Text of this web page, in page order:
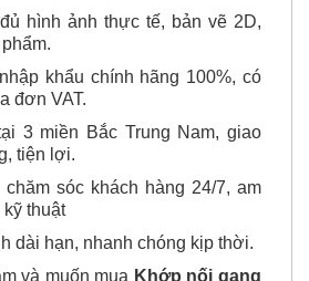
hình ảnh thực tế, bản vẽ 2D,
khẩu chính hãng 100%, có
đơn VAT.
3 miền Bắc Trung Nam, giao
tiện lợi.
sóc khách hàng 24/7, am
kỹ thuật
dài hạn, nhanh chóng kịp thời.
và muốn mua Khớp nối gang